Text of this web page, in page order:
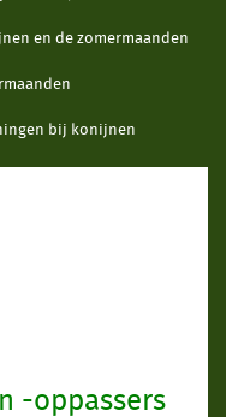
en de zomermaanden
bij konijnen
-oppassers